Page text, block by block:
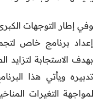
وفي إطار التوجهات
إعداد برنامج خاص
بهدف الاستجابة
تدبيره ويأتي هذا
لمواجهة التغيرات